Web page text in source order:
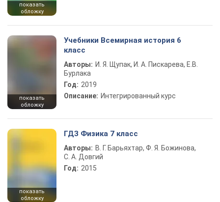
показать
обложку
показать
обложку
Учебники Всемирная история 6
класс
Авторы: И. Я. Щупак, И. А. Пискарева, Е.В.
Бурлака
Год: 2019
Описание: Интегрированный курс
показать
обложку
ГДЗ Физика 7 класс
Авторы: В. Г. Барьяхтар, Ф. Я. Божинова,
С. А. Довгий
Год: 2015